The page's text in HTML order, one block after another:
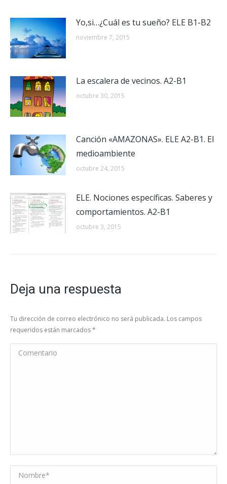
Yo,si…¿Cuál es tu sueño? ELE B1-B2
noviembre 7, 2015
La escalera de vecinos. A2-B1
octubre 30, 2015
Canción «AMAZONAS». ELE A2-B1. El
medioambiente
octubre 24, 2015
ELE. Nociones específicas. Saberes y
comportamientos. A2-B1
octubre 3, 2015
Deja una respuesta
Tu dirección de correo electrónico no será publicada. Los campos
requeridos están marcados*
Comentario
Nombre *